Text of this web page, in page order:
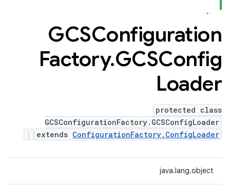
GCSConfiguration
Factory.GCSConfig
Loader
protected class
GCSConfigurationFactory.GCSConfigLoader
extends ConfigurationFactory.ConfigLoader
java.lang.object